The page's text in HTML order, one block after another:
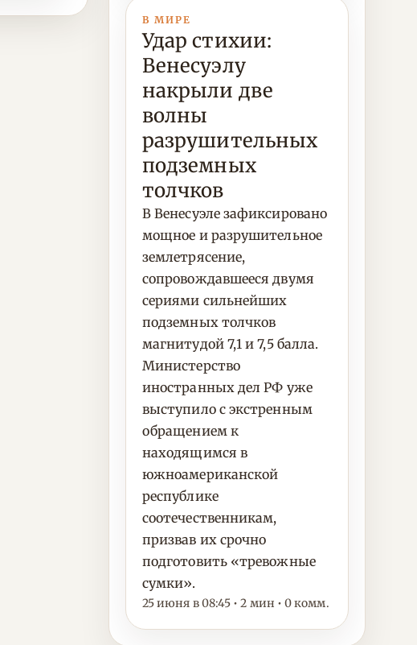
В МИРЕ
Удар стихии:
Венесуэлу
накрыли две
волны
разрушительных
подземных
толчков
В Венесуэле зафиксировано
мощное и разрушительное
землетрясение,
сопровождавшееся двумя
сериями сильнейших
подземных толчков
магнитудой 7,1 и 7,5 балла.
Министерство
иностранных дел РФ уже
выступило с экстренным
обращением к
находящимся в
южноамериканской
республике
соотечественникам,
призвав их срочно
подготовить «тревожные
сумки».
25 июня в 08:45 • 2 мин • 0 комм.